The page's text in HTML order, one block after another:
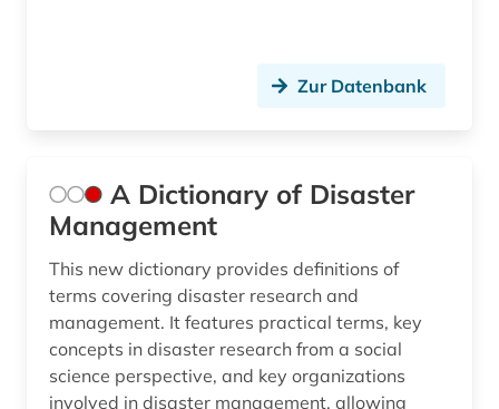
beschäftigung (2)
beschäftigungspolitik (1)
bestand (1)
betrieb (1)
betriebswirtschaftslehre (2)
Zur Datenbank
A Dictionary of Disaster
Management
This new dictionary provides definitions of
terms covering disaster research and
management. It features practical terms, key
concepts in disaster research from a social
science perspective, and key organizations
involved in disaster management, allowing